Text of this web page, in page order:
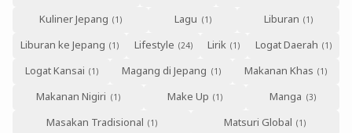
Kuliner Jepang
Lagu
Liburan
Liburan ke Jepang
Lifestyle Lirik
Logat Daerah
Logat Kansai
Magang di Jepang
Makanan Khas
Makanan Nigiri
Make Up
Manga
Masakan Tradisional
Matsuri Global